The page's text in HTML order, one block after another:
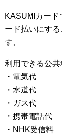
KASUMIカード
ード払いにす
す。
利用できる公共
・電気代
・水道代
・ガス代
・携帯電話代
・NHK受信料